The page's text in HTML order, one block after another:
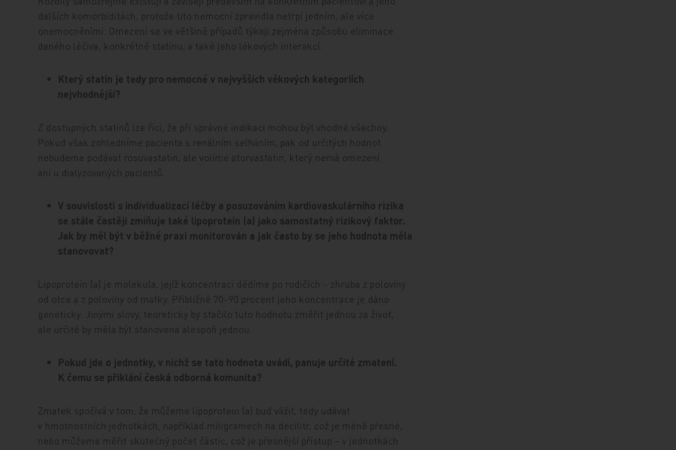
dalších komorbiditách, protože tito nemocní zpravidla netrpí jedním, ale více
onemocněními. Omezení se ve většině případů týkají zejména způsobu eliminace
daného léčiva, konkrétně statinu, a také jeho lékových interakcí.
Který statin je tedy pro nemocné v nejvyšších věkových kategoriích
nejvhodnější?
Z dostupných statinů lze říci, že při správné indikaci mohou být vhodné všechny.
Pokud však zohledníme pacienta s renálním selháním, pak od určitých hodnot
nebudeme podávat rosuvastatin, ale volíme atorvastatin, který nemá omezení
ani u dialyzovaných pacientů.
V souvislosti s individualizací léčby a posuzováním kardiovaskulárního rizika
se stále častěji zmiňuje také lipoprotein (a) jako samostatný rizikový faktor.
Jak by měl být v běžné praxi monitorován a jak často by se jeho hodnota měla
stanovovat?
Lipoprotein (a) je molekula, jejíž koncentraci dědíme po rodičích – zhruba z poloviny
od otce a z poloviny od matky. Přibližně 70–90 procent jeho koncentrace je dáno
geneticky. Jinými slovy, teoreticky by stačilo tuto hodnotu změřit jednou za život,
ale určitě by měla být stanovena alespoň jednou.
Pokud jde o jednotky, v nichž se tato hodnota uvádí, panuje určité zmatení.
K čemu se přiklání česká odborná komunita?
Zmatek spočívá v tom, že můžeme lipoprotein (a) buď vážit, tedy udávat
v hmotnostních jednotkách, například miligramech na decilitr, což je méně přesné,
nebo můžeme měřit skutečný počet částic, což je přesnější přístup – v jednotkách